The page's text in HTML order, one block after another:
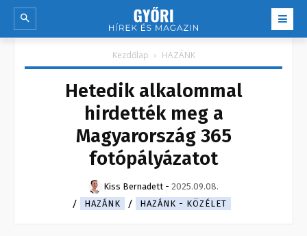
Kezdőlap HAZÁNK
Hetedik alkalommal
hirdették meg a
Magyarország 365
fotópályázatot
Kiss Bernadett - 2025.09.08.
HAZÁNK
HAZÁNK - KÖZÉLET